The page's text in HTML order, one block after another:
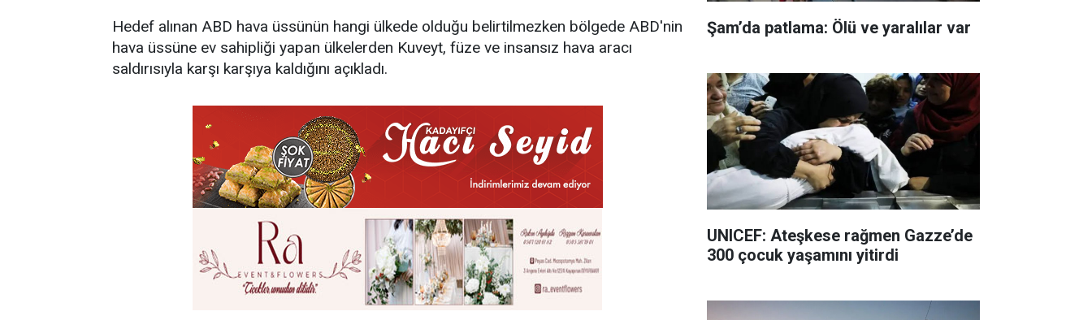
Hedef alınan ABD hava üssünün hangi ülkede olduğu belirtilmezken bölgede ABD'nin
hava üssüne ev sahipliği yapan ülkelerden Kuveyt, füze ve insansız hava aracı
saldırısıyla karşı karşıya kaldığını açıkladı.
Şam’da patlama: Ölü ve yaralılar var
UNICEF: Ateşkese rağmen Gazze’de
300 çocuk yaşamını yitirdi